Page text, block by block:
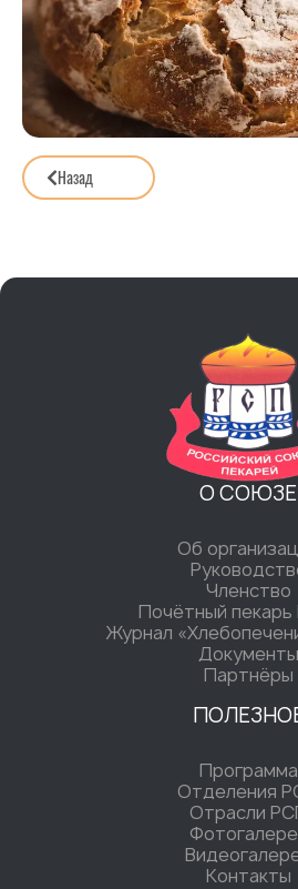
Назад
О СОЮЗЕ
Об
Членство
Почётный пекарь
Журнал
Документы
Партнёры
Программа
Отделения
Отрасли
Контакты